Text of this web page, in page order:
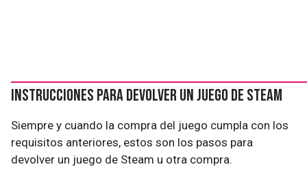
Instrucciones para devolver un juego de Steam
Siempre y cuando la compra del juego cumpla con los
requisitos anteriores, estos son los pasos para
devolver un juego de Steam u otra compra.